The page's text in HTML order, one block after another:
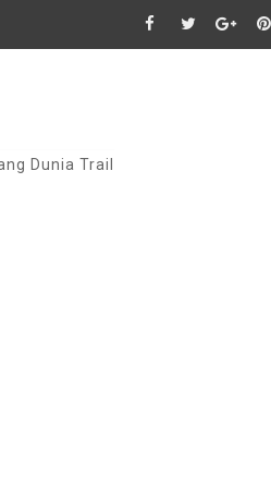
Dunia Trail